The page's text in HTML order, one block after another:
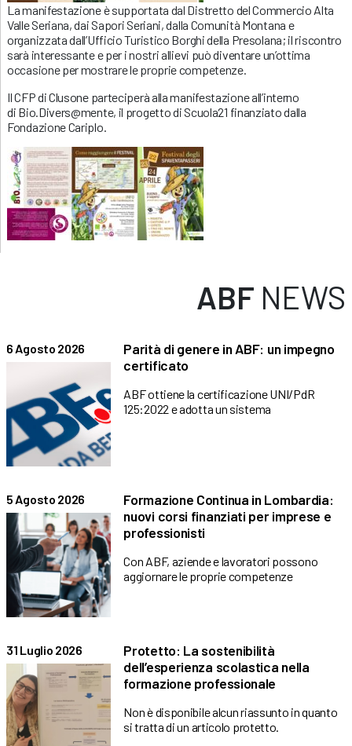
La manifestazione è supportata dal Distretto del Commercio Alta
Valle Seriana, dai Sapori Seriani, dalla Comunità Montana e
organizzata dall’Ufficio Turistico Borghi della Presolana; il riscontro
sarà interessante e per i nostri allievi può diventare un’ottima
occasione per mostrare le proprie competenze.
Il CFP di Clusone parteciperà alla manifestazione all’interno
di Bio.Divers@mente, il progetto di Scuola21 finanziato dalla
Fondazione Cariplo.
ABF NEWS
6 Agosto 2026
Parità di genere in ABF: un impegno
certificato
ABF ottiene la certificazione UNI/PdR
125:2022 e adotta un sistema
5 Agosto 2026
Formazione Continua in Lombardia:
nuovi corsi finanziati per imprese e
professionisti
Con ABF, aziende e lavoratori possono
aggiornare le proprie competenze
31 Luglio 2026
Protetto: La sostenibilità
dell’esperienza scolastica nella
formazione professionale
Non è disponibile alcun riassunto in quanto
si tratta di un articolo protetto.